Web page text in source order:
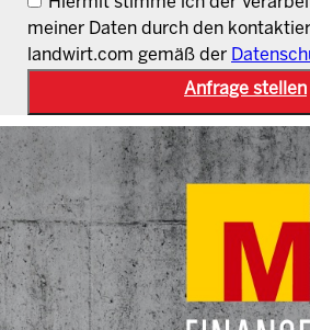
meiner Daten durch den
landwirt.com gemäß der